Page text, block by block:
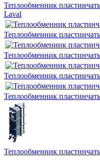
Теплообменник
Laval
Теплообменник
Теплообменник
Теплообменник
Теплообменник
Теплообменник